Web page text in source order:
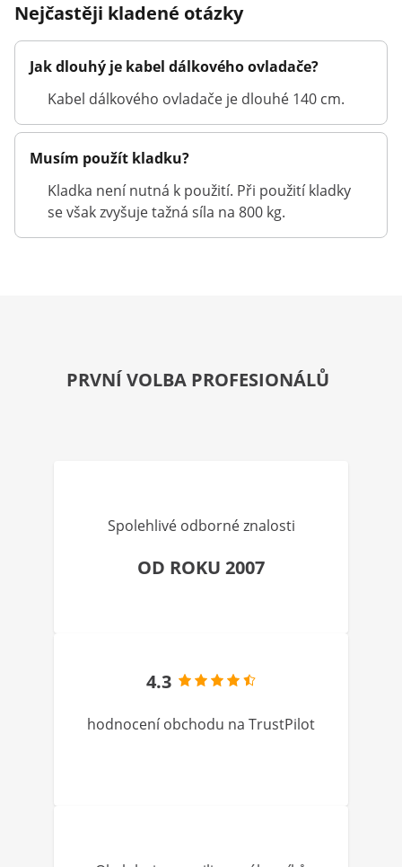
Nejčastěji kladené otázky
Jak dlouhý je kabel dálkového ovladače?
Kabel dálkového ovladače je dlouhé 140 cm.
Musím použít kladku?
Kladka není nutná k použití. Při použití kladky
se však zvyšuje tažná síla na 800 kg.
PRVNÍ VOLBA PROFESIONÁLŮ
Spolehlivé odborné znalosti
OD ROKU 2007
4.3
hodnocení obchodu na TrustPilot